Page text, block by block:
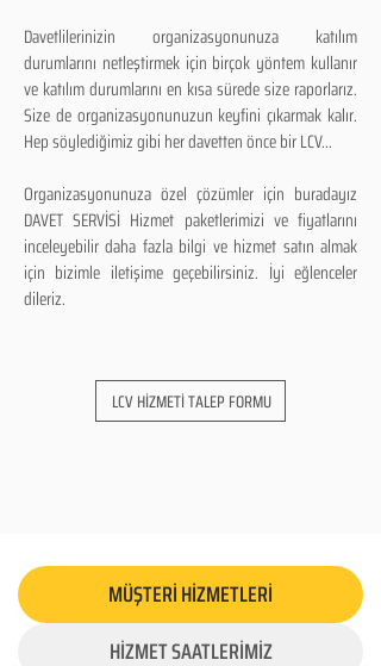
Davetlilerinizin organizasyonunuza katılım
durumlarını netleştirmek için birçok yöntem kullanır
ve katılım durumlarını en kısa sürede size raporlarız.
Size de organizasyonunuzun keyfini çıkarmak kalır.
Hep söylediğimiz gibi her davetten önce bir LCV...
Organizasyonunuza özel çözümler için buradayız
DAVET SERVİSİ Hizmet paketlerimizi ve fiyatlarını
inceleyebilir daha fazla bilgi ve hizmet satın almak
için bizimle iletişime geçebilirsiniz. İyi eğlenceler
dileriz.
LCV HİZMETİ TALEP FORMU
MÜŞTERİ HİZMETLERİ
HİZMET SAATLERİMİZ